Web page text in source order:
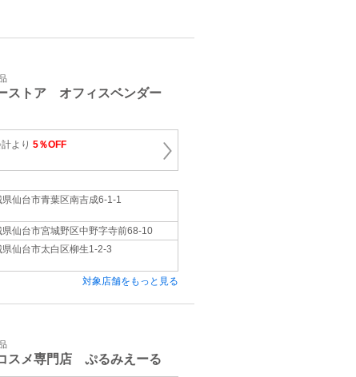
ストア オフィスベンダー
より 5％OFF
県仙台市青葉区南吉成6-1-1
県仙台市宮城野区中野字寺前68-10
県仙台市太白区柳生1-2-3
対象店舗をもっと見る
スメ専門店 ぷるみえーる